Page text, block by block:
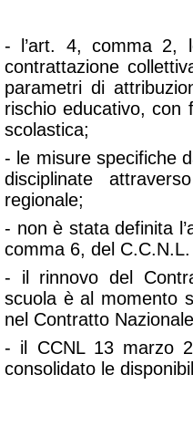
- l’art. 4, comma 2,
contrattazione
parametri di
rischio educativo, con
scolastica;
- le misure specifiche
disciplinate
regionale;
- non è stata definita
comma 6, del
- il rinnovo del
scuola è al momento
nel Contratto
- il CCNL 13 marzo
consolidato le